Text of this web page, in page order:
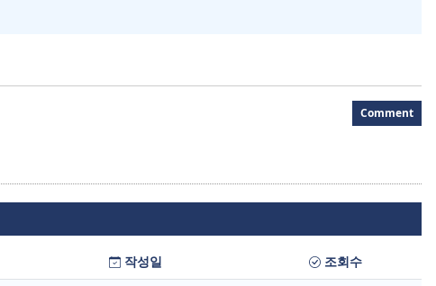
Comment
작성일 조회수